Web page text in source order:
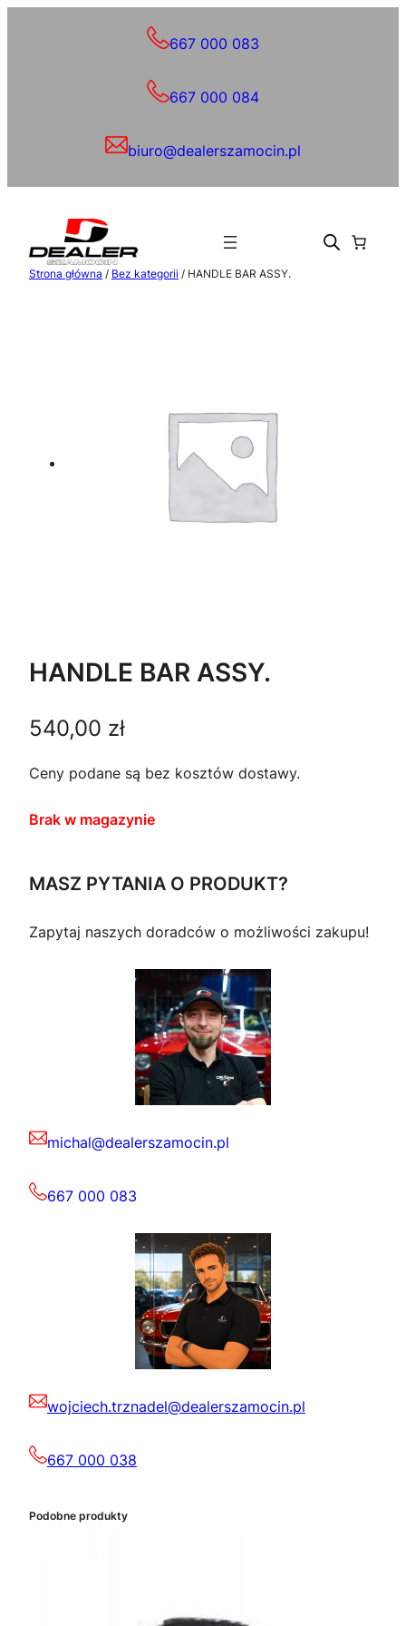
667 000 083
667 000 084
biuro@dealerszamocin.pl
Strona główna / Bez kategorii / HANDLE BAR ASSY.
HANDLE BAR ASSY.
540,00 zł
Ceny podane są bez kosztów dostawy.
Brak w magazynie
MASZ PYTANIA O PRODUKT?
Zapytaj naszych doradców o możliwości zakupu!
michal@dealerszamocin.pl
667 000 083
wojciech.trznadel@dealerszamocin.pl
667 000 038
Podobne produkty